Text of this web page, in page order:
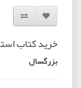
افزودن به لیست
مقایسه
خرید کتاب
بزرگسال